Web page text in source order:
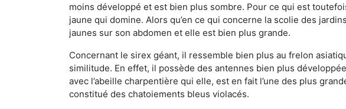
moins développé et est bien plus sombre. Pour ce qui est
jaune qui domine. Alors qu’en ce qui concerne la scolie des
jaunes sur son abdomen et elle est bien plus grande.
Concernant le sirex géant, il ressemble bien plus au frelon
similitude. En effet, il possède des antennes bien plus
avec l’abeille charpentière qui elle, est en fait l’une des plus
constitué des chatoiements bleus violacés.